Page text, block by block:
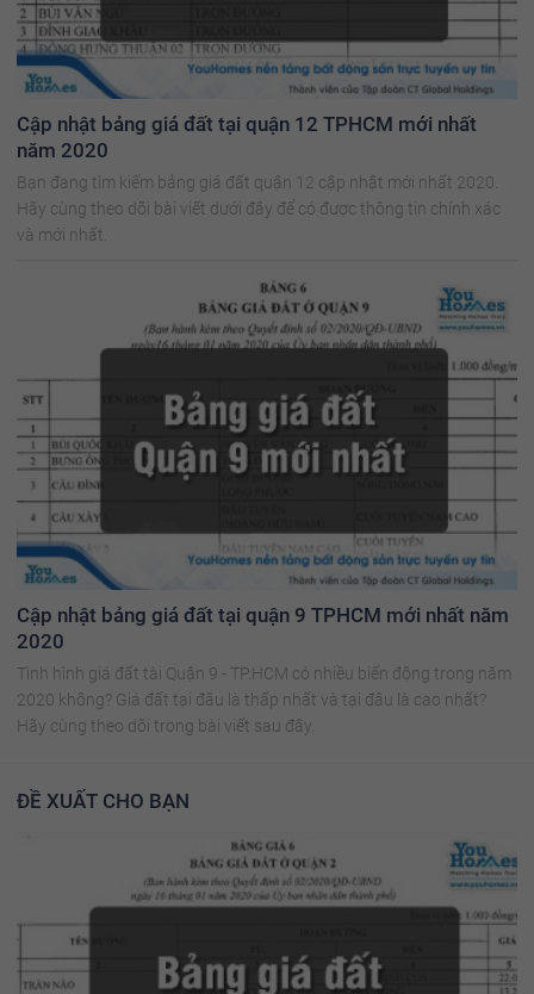
Cập nhật bảng giá đất tại quận 12 TPHCM mới nhất
năm 2020
Bạn đang tìm kiếm bảng giá đất quận 12 cập nhật mới nhất 2020.
Hãy cùng theo dõi bài viết dưới đây để có được thông tin chính xác
và mới nhất.
Cập nhật bảng giá đất tại quận 9 TPHCM mới nhất năm
2020
Tình hình giá đất tài Quận 9 - TP.HCM có nhiều biến động trong năm
2020 không? Giá đất tại đâu là thấp nhất và tại đâu là cao nhất?
Hãy cùng theo dõi trong bài viết sau đây.
ĐỀ XUẤT CHO BẠN